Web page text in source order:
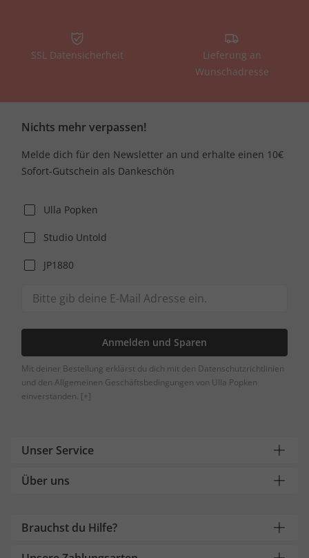
SSL Datensicherheit
Lieferung an
Wunschadresse
Nichts mehr verpassen!
Melde dich für den Newsletter an und erhalte einen 10€
Sofort-Gutschein als Dankeschön
Ulla Popken
Studio Untold
JP1880
Anmelden und Sparen
Mit deiner Bestellung erklärst du dich mit den Datenschutzrichtlinien
und den Allgemeinen Geschäftsbedingungen von Ulla Popken
einverstanden. [+]
Unser Service
Über uns
Brauchst du Hilfe?